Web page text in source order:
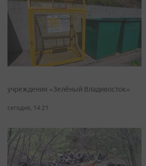
учреждения «Зелёный Владивосток»
сегодня, 14:21